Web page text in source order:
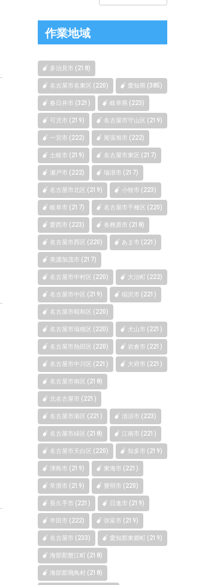
作業地域
多治見市 (218)
名古屋市名東区 (220) 愛知県 (385)
春日井市 (321) 岐阜県 (223)
可児市 (219) 名古屋市守山区 (219)
一宮市 (222) 尾張旭市 (222)
土岐市 (219) 名古屋市東区 (217)
瀬戸市 (222) 瑞浪市 (217)
名古屋市北区 (219) 小牧市 (223)
岐阜市 (217) 名古屋市千種区 (220)
愛西市 (223) 各務原市 (218)
名古屋市西区 (220) あま市 (221)
美濃加茂市 (217)
名古屋市中村区 (220) 大治町 (222)
名古屋市中区 (219) 稲沢市 (221)
名古屋市昭和区 (220)
名古屋市瑞穂区 (220) 犬山市 (221)
名古屋市熱田区 (220) 岩倉市 (221)
名古屋市中川区 (221) 大府市 (221)
名古屋市南区 (218)
北名古屋市 (221)
名古屋市港区 (221) 清須市 (223)
名古屋市緑区 (218) 江南市 (221)
名古屋市天白区 (220) 知多市 (219)
津島市 (219) 東海市 (221)
常滑市 (219) 豊明市 (220)
長久手市 (221) 日進市 (219)
半田市 (222) 弥富市 (219)
名古屋市 (233) 愛知郡東郷町 (219)
海部郡蟹江町 (218)
海部郡飛鳥村 (218)